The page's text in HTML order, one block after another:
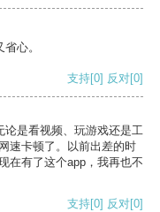
心。
支持[0] 反对[0]
论是看视频、玩游戏还是工
速卡顿了。以前出差的时
在有了这个app，我再也不
支持[0] 反对[0]